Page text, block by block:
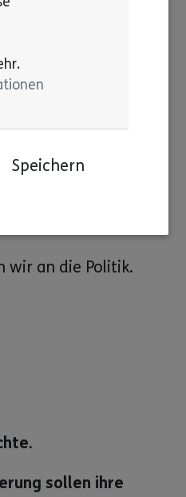
mit
für Änderungen an
Gesetze mit.
wir an die Politik.
sollen ihre
Speichern